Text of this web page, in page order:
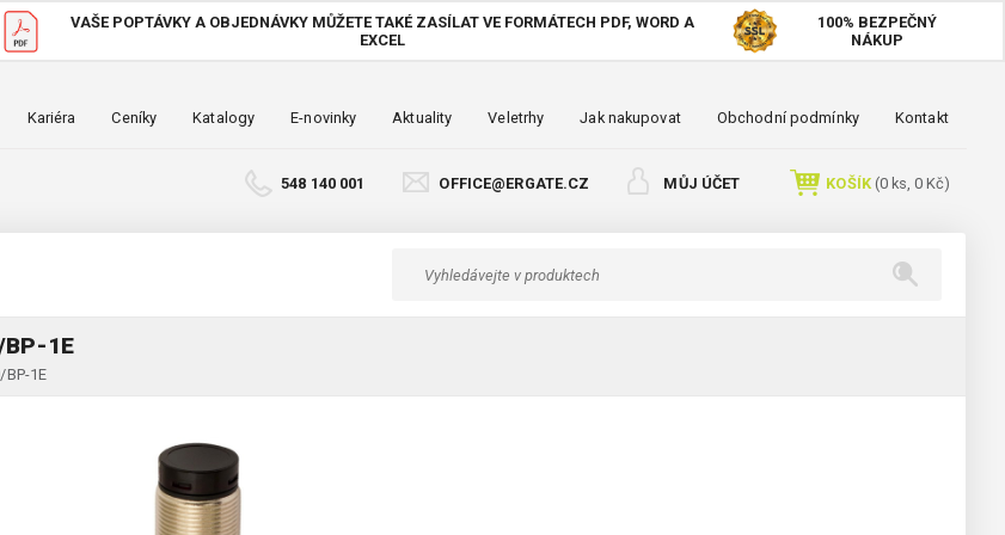
VAŠE POPTÁVKY A OBJEDNÁVKY MŮŽETE TAKÉ ZASÍLAT VE FORMÁTECH PDF, WORD A
EXCEL
100% BEZPEČNÝ
NÁKUP
Kariéra Ceníky Katalogy E-novinky Aktuality Veletrhy Jak nakupovat Obchodní podmínky Kontakt
548 140 001 OFFICE@ERGATE.CZ MŮJ ÚČET KOŠÍK(0ks, 0 Kč)
BP-1E
1E